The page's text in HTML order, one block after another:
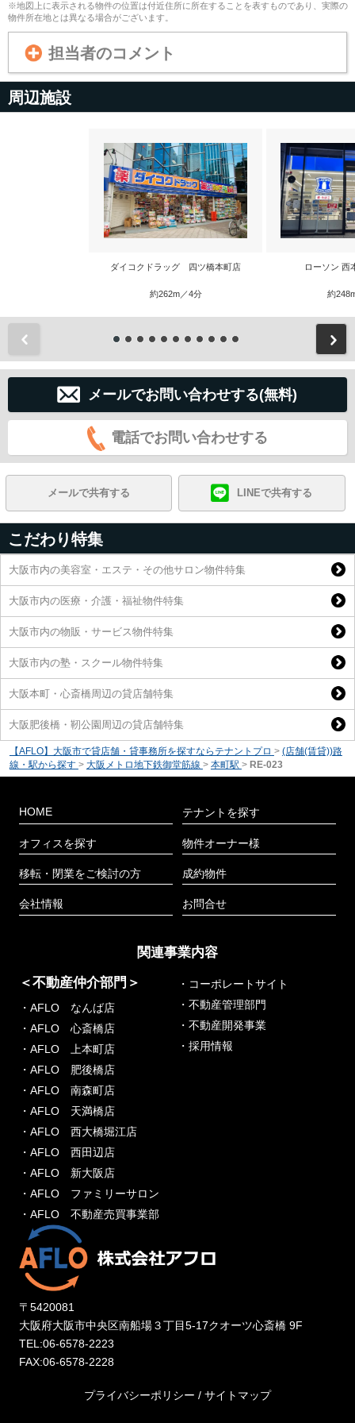
※地図上に表示される物件の位置は付近住所に所在することを表すものであり、実際の
物件所在地とは異なる場合がございます。
担当者のコメント
周辺施設
ダイコクドラッグ 四ツ橋本町店
約262m／4分
ローソン 西
約
メールでお問い合わせする(無料)
電話でお問い合わせする
メールで共有する LINEで共有する
こだわり特集
大阪市内の美容室・エステ・その他サロン物件特集
大阪市内の医療・介護・福祉物件特集
大阪市内の物販・サービス物件特集
大阪市内の塾・スクール物件特集
大阪本町・心斎橋周辺の貸店舗特集
大阪肥後橋・靭公園周辺の貸店舗特集
【AFLO】大阪市で貸店舗・貸事務所を探すならテナントプロ > (店舗(賃貸))路
線・駅から探す > 大阪メトロ地下鉄御堂筋線 > 本町駅 > RE-023
HOME
オフィスを探す
移転・閉業をご検討の方
会社情報
テナントを探す
物件オーナー様
成約物件
お問合せ
関連事業内容
＜不動産仲介部門＞
・AFLO なんば店
・AFLO 心斎橋店
・AFLO 上本町店
・AFLO 肥後橋店
・AFLO 南森町店
・AFLO 天満橋店
・AFLO 西大橋堀江店
・AFLO 西田辺店
・AFLO 新大阪店
・AFLO ファミリーサロン
・AFLO 不動産売買事業部
・コーポレートサイト
・不動産管理部門
・不動産開発事業
・採用情報
〒5420081
大阪府大阪市中央区南船場３丁目5-17クオーツ心斎橋 9F
TEL:06-6578-2223
FAX:06-6578-2228
プライバシーポリシー / サイトマップ